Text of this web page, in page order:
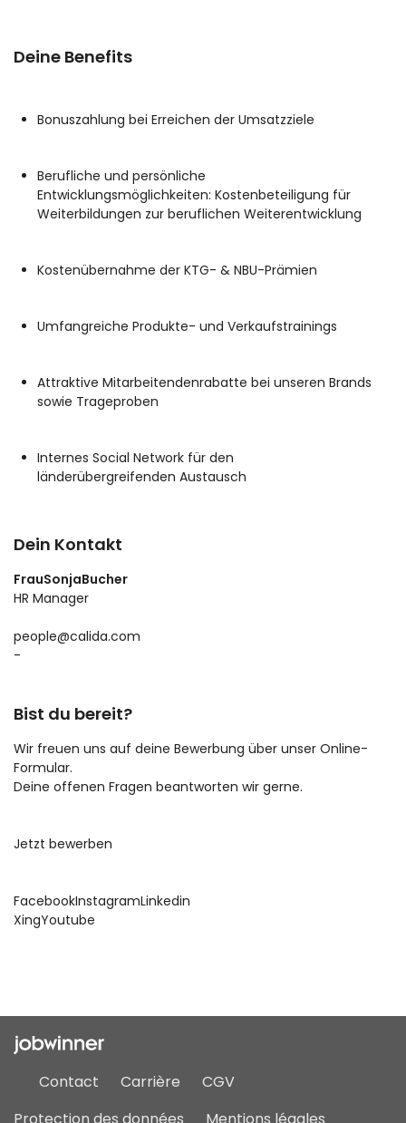
Deine Benefits
Bonuszahlung bei Erreichen der Umsatzziele
Berufliche und persönliche
Entwicklungsmöglichkeiten: Kostenbeteiligung für
Weiterbildungen zur beruflichen Weiterentwicklung
Kostenübernahme der KTG- & NBU-Prämien
Umfangreiche Produkte- und Verkaufstrainings
Attraktive Mitarbeitendenrabatte bei unseren Brands
sowie Trageproben
Internes Social Network für den
länderübergreifenden Austausch
Dein Kontakt
FrauSonjaBucher
HR Manager
people@calida.com
-
Bist du bereit?
Wir freuen uns auf deine Bewerbung über unser Online-
Formular.
Deine offenen Fragen beantworten wir gerne.
Jetzt bewerben
FacebookInstagramLinkedin
XingYoutube
Contact Carrière
CGV